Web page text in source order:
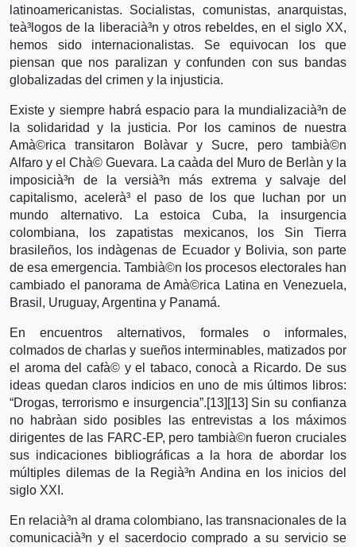
latinoamericanistas. Socialistas, comunistas, anarquistas,
teà³logos de la liberacià³n y otros rebeldes, en el siglo XX,
hemos sido internacionalistas. Se equivocan los que
piensan que nos paralizan y confunden con sus bandas
globalizadas del crimen y la injusticia.
Existe y siempre habrá espacio para la mundializacià³n de
la solidaridad y la justicia. Por los caminos de nuestra
Amà©rica transitaron Bolà­var y Sucre, pero tambià©n
Alfaro y el Chà© Guevara. La caà­da del Muro de Berlà­n y la
imposicià³n de la versià³n más extrema y salvaje del
capitalismo, acelerà³ el paso de los que luchan por un
mundo alternativo. La estoica Cuba, la insurgencia
colombiana, los zapatistas mexicanos, los Sin Tierra
brasileños, los indà­genas de Ecuador y Bolivia, son parte
de esa emergencia. Tambià©n los procesos electorales han
cambiado el panorama de Amà©rica Latina en Venezuela,
Brasil, Uruguay, Argentina y Panamá.
En encuentros alternativos, formales o informales,
colmados de charlas y sueños interminables, matizados por
el aroma del cafà© y el tabaco, conocà­ a Ricardo. De sus
ideas quedan claros indicios en uno de mis últimos libros:
“Drogas, terrorismo e insurgencia”.[13][13] Sin su confianza
no habrà­an sido posibles las entrevistas a los máximos
dirigentes de las FARC-EP, pero tambià©n fueron cruciales
sus indicaciones bibliográficas a la hora de abordar los
múltiples dilemas de la Regià³n Andina en los inicios del
siglo XXI.
En relacià³n al drama colombiano, las transnacionales de la
comunicacià³n y el sacerdocio comprado a su servicio se